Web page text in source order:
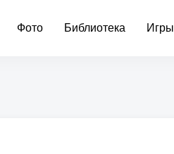
Фото Библиотека Игры